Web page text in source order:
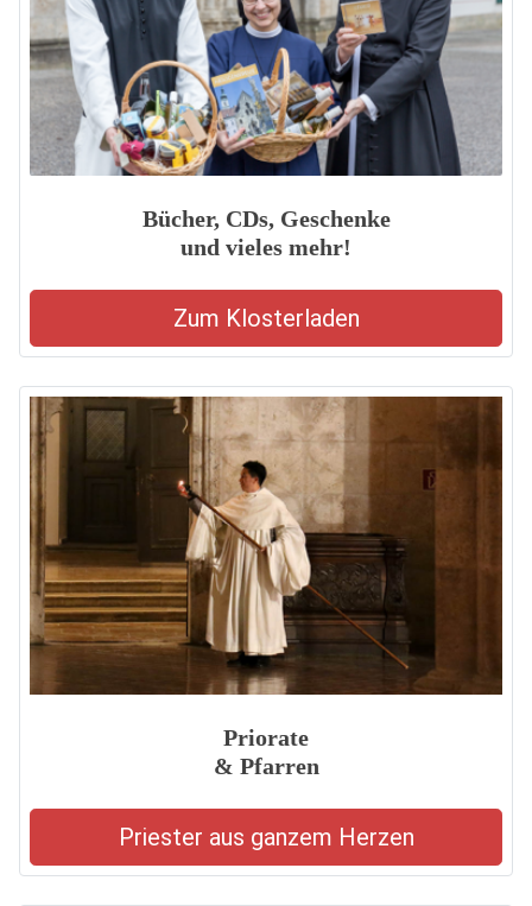
Bücher, CDs, Geschenke
und vieles mehr!
Zum Klosterladen
Priorate
& Pfarren
Priester aus ganzem Herzen